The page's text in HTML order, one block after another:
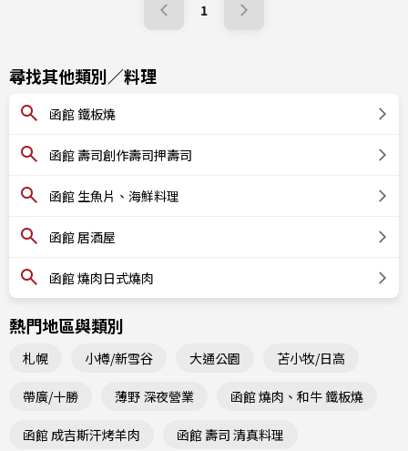
1
尋找其他類別／料理
函館 鐵板燒
函館 壽司創作壽司押壽司
函館 生魚片、海鮮料理
函館 居酒屋
函館 燒肉日式燒肉
熱門地區與類別
札幌 小樽/新雪谷 大通公園 苫小牧/日高
帶廣/十勝 薄野 深夜營業 函館 燒肉、和牛 鐵板燒
函館 成吉斯汗烤羊肉 函館 壽司 清真料理